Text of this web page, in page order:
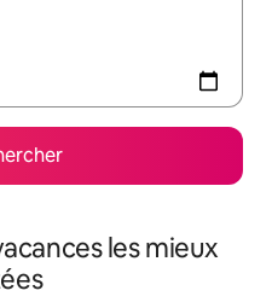
les mieux